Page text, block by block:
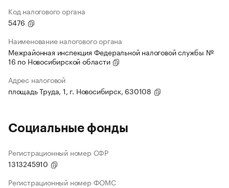
Код налогового органа
5476
Наименование налогового органа
Межрайонная инспекция Федеральной налоговой службы №
16 по Новосибирской области
Адрес налоговой
площадь Труда, 1, г. Новосибирск, 630108
Социальные фонды
Регистрационный номер СФР
1313245910
Регистрационный номер ФОМС